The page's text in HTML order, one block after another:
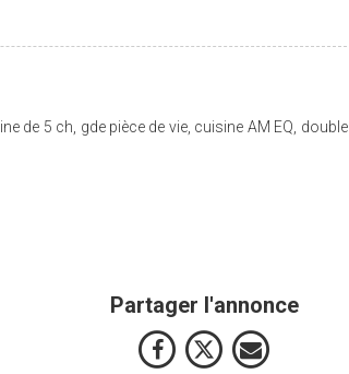
de 5 ch, gde pièce de vie, cuisine AM EQ, double
Partager l'annonce